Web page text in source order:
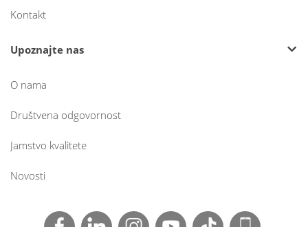
Kontakt
Upoznajte nas
O nama
Društvena odgovornost
Jamstvo kvalitete
Novosti